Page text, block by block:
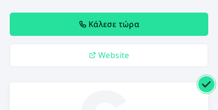
Κάλεσε τώρα
Website